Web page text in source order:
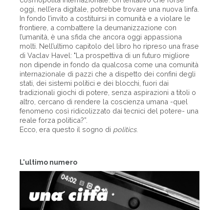
L'ultimo numero
oggi, nell’era digitale, potrebbe trovare una nuova linfa.
In fondo l’invito a costituirsi in comunità e a violare le
frontiere, a combattere la deumanizzazione con
l’umanità, è una sfida che ancora oggi appassiona
molti. Nell’ultimo capitolo del libro ho ripreso una frase
di Vaclav Havel: "La prospettiva di un futuro migliore
non dipende in fondo da qualcosa come una comunità
internazionale di pazzi che a dispetto dei confini degli
stati, dei sistemi politici e dei blocchi, fuori dai
tradizionali giochi di potere, senza aspirazioni a titoli o
altro, cercano di rendere la coscienza umana -quel
fenomeno così ridicolizzato dai tecnici del potere- una
reale forza politica?”.
Ecco, era questo il sogno di politics.